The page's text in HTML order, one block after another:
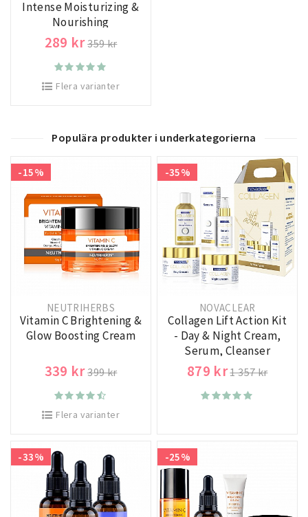
Intense Moisturizing &
Nourishing
289 kr359 kr
Flera varianter
Populära produkter i underkategorierna
-15%
NEUTRIHERBS
Vitamin C Brightening &
Glow Boosting Cream
339 kr399 kr
Flera varianter
-35%
NOVACLEAR
Collagen Lift Action Kit
- Day & Night Cream,
Serum, Cleanser
879 kr1 357 kr
-33% -25%